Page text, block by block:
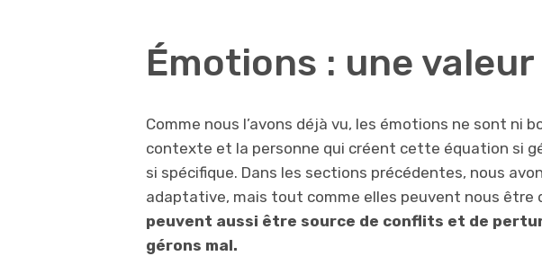
Émotions : une
Comme nous l’avons déjà vu, les émotions ne sont ni
contexte et la personne qui créent cette équation si
si spécifique. Dans les sections précédentes, nous
adaptative, mais tout comme elles peuvent nous être
peuvent aussi être source de conflits et de
gérons mal.